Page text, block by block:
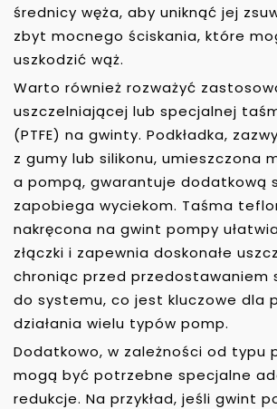
średnicy węża, aby uniknąć jej
zbyt mocnego ściskania, które
uszkodzić wąż.
Warto również rozważyć
uszczelniającej lub specjalnej
(PTFE) na gwinty. Podkładka,
z gumy lub silikonu, umieszczona
a pompą, gwarantuje dodatkową
zapobiega wyciekom. Taśma
nakręcona na gwint pompy
złączki i zapewnia doskonałe
chroniąc przed przedostawaniem
do systemu, co jest kluczowe dla
działania wielu typów pomp.
Dodatkowo, w zależności od typu
mogą być potrzebne specjalne
redukcje. Na przykład, jeśli gwint